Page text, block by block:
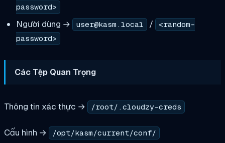
password>
Người dùng → user@kasm.local /
<random-
password>
Các Tệp Quan Trọng
Thông tin xác thực → /root/.cloudzy-creds
Cấu hình → /opt/kasm/current/conf/